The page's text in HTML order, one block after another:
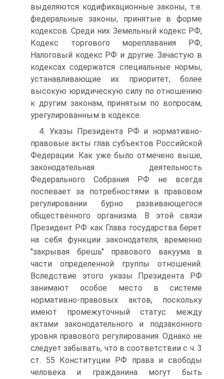
выделяются кодификационные законы, т.е.
федеральные законы, принятые в форме
кодексов. Среди них Земельный кодекс РФ,
Кодекс торгового мореплавания РФ,
Налоговый кодекс РФ и другие. Зачастую в
кодексах содержатся специальные нормы,
устанавливающие их приоритет, более
высокую юридическую силу по отношению
к другим законам, принятым по вопросам,
урегулированным в кодексе.
4. Указы Президента РФ и нормативно-
правовые акты глав субъектов Российской
Федерации. Как уже было отмечено выше,
законодательная деятельность
Федерального Собрания РФ не всегда
поспевает за потребностями в правовом
регулировании бурно развивающегося
общественного организма. В этой связи
Президент РФ как Глава государства берет
на себя функции законодателя, временно
"закрывая брешь" правового вакуума в
части определенной группы отношений.
Вследствие этого указы Президента РФ
занимают особое место в системе
нормативно-правовых актов, поскольку
имеют промежуточный статус между
актами законодательного и подзаконного
уровня правового регулирования. Однако не
следует забывать, что в соответствии с ч. 3
ст. 55 Конституции РФ права и свободы
человека и гражданина могут быть